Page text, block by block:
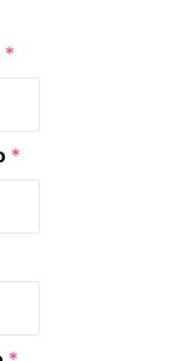
*
*